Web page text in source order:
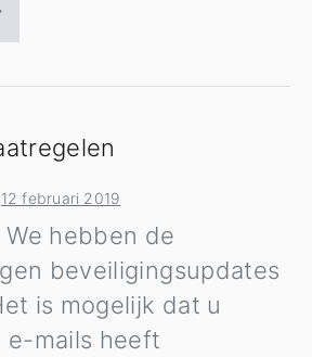
12 februari 2019
hebben de
beveiligingsupdates
is mogelijk dat u
e-mails heeft